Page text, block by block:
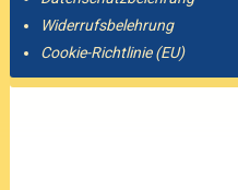
Widerrufsbelehrung
Cookie-Richtlinie (EU)